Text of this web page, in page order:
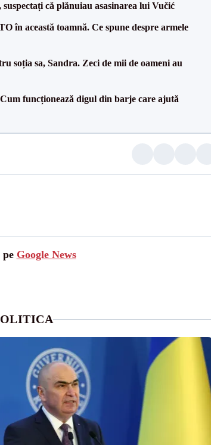
că plănuiau asasinarea lui Vučić
în această toamnă. Ce spune despre armele
soția sa, Sandra. Zeci de mii de oameni au
funcționează digul din barje care ajută
Google News